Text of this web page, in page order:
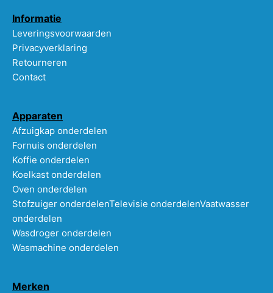
Informatie
Leveringsvoorwaarden
Privacyverklaring
Retourneren
Contact
Apparaten
Afzuigkap onderdelen
Fornuis onderdelen
Koffie onderdelen
Koelkast onderdelen
Oven onderdelen
Stofzuiger onderdelenTelevisie onderdelenVaatwasser
onderdelen
Wasdroger onderdelen
Wasmachine onderdelen
Merken